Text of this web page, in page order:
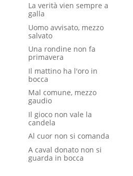
La verità vien sempre a
galla
Uomo avvisato, mezzo
salvato
Una rondine non fa
primavera
Il mattino ha l'oro in
bocca
Mal comune, mezzo
gaudio
Il gioco non vale la
candela
Al cuor non si comanda
A caval donato non si
guarda in bocca